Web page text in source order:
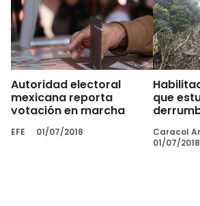
Autoridad electoral
mexicana reporta
votación en marcha
EFE 01/07/2018
que
Caracol
01/07/2018